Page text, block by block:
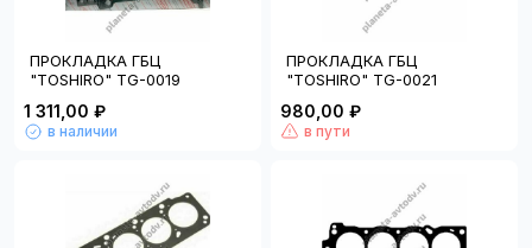
ПРОКЛАДКА ГБЦ
"TOSHIRO" TG-0019
1 311,00 ₽
в наличии
ПРОКЛАДКА ГБЦ
"TOSHIRO" TG-0021
980,00 ₽
в пути